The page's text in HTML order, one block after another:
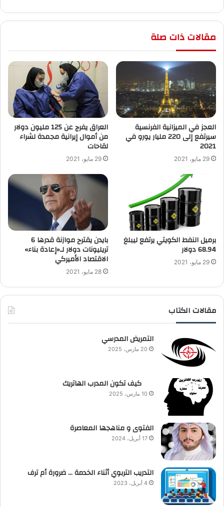
مقالات ذات صلة
العجز في الميزانية الفرنسية
سيرتفع إلى 220 مليار يورو في
2021
29 مايو، 2021
العراق يفرج عن 125 مليون دولار
من أموال إيرانية مجمدة لشراء
لقاحات
29 مايو، 2021
برميل النفط الكويتي يرتفع ليبلغ
68.94 دولار
29 مايو، 2021
بايدن يقترح موازنة قدرها 6
تريليونات دولار لـ«إعادة بناء»
الاقتصاد الأميركي
28 مايو، 2021
مقالات الكتاب
التمريض المدرسي
20 مارس، 2025
كيف تكون المدرب الهاتريك
10 مارس، 2025
الفتوى و مناهجها المعاصرة
17 أبريل، 2024
التدريب التربوي أثناء الخدمة … ضرورة أم ترف
4 أبريل، 2023